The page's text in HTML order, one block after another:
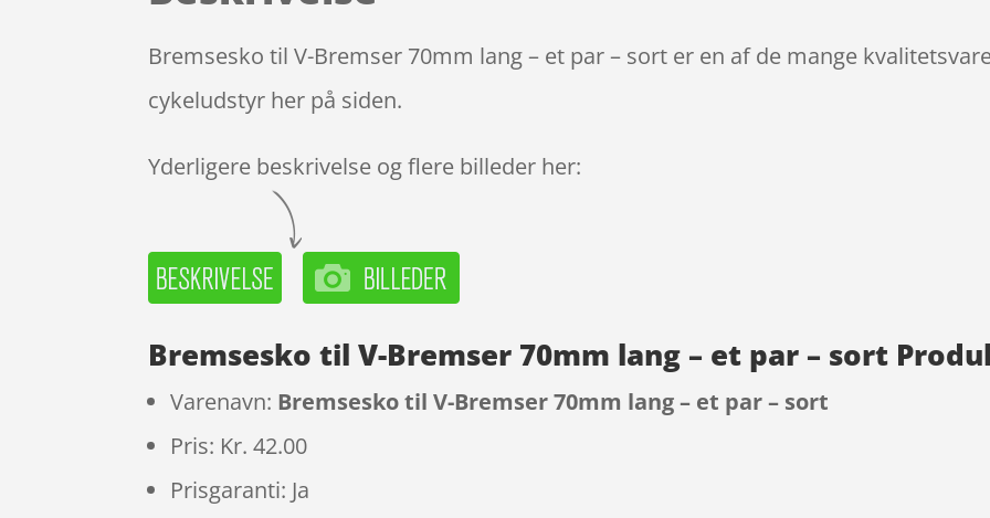
mmelser
Bremsesko til V-Bremser 70mm lang – et par – sort er en af de mange
cykeludstyr her på siden.
Yderligere beskrivelse og flere billeder her:
Bremsesko til V-Bremser 70mm lang – et par – sort
Varenavn: Bremsesko til V-Bremser 70mm lang – et par – sort
Pris: Kr. 42.00
Prisgaranti: Ja